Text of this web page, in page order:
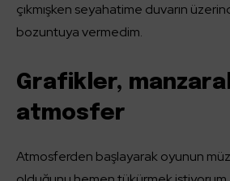
çıkmışken seyahatime duvarın
bozuntuya vermedim.
Grafikler,
atmosfer
Atmosferden başlayarak oyunun